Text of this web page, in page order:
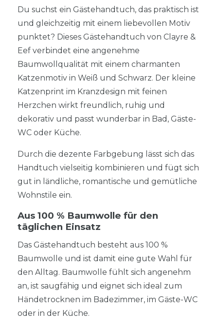
Du suchst ein Gästehandtuch, das praktisch ist
und gleichzeitig mit einem liebevollen Motiv
punktet? Dieses Gästehandtuch von Clayre &
Eef verbindet eine angenehme
Baumwollqualität mit einem charmanten
Katzenmotiv in Weiß und Schwarz. Der kleine
Katzenprint im Kranzdesign mit feinen
Herzchen wirkt freundlich, ruhig und
dekorativ und passt wunderbar in Bad, Gäste-
WC oder Küche.
Durch die dezente Farbgebung lässt sich das
Handtuch vielseitig kombinieren und fügt sich
gut in ländliche, romantische und gemütliche
Wohnstile ein.
Aus 100 % Baumwolle für den
täglichen Einsatz
Das Gästehandtuch besteht aus 100 %
Baumwolle und ist damit eine gute Wahl für
den Alltag. Baumwolle fühlt sich angenehm
an, ist saugfähig und eignet sich ideal zum
Händetrocknen im Badezimmer, im Gäste-WC
oder in der Küche.